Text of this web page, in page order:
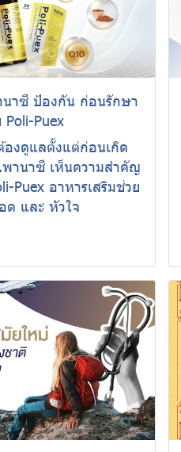
าซี ป้องกัน ก่อนรักษา
Poli-Puex
งดูแลตั้งแต่ก่อนเกิด
พานาซี เห็นความสำคัญ
Puex อาหารเสริมช่วย
ด และ หัวใจ